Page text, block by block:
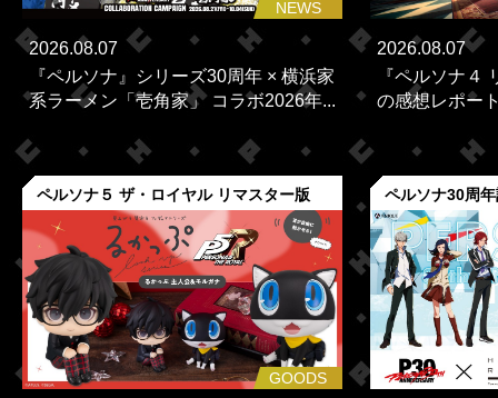
NEWS
2026.08.07
『ペルソナ』シリーズ30周年 × 横浜家
系ラーメン「壱角家」 コラボ2026年...
2026.08.07
『ペルソナ４
の感想レポー
ペルソナ５ ザ・ロイヤル リマスター版
GOODS
ペルソナ30周